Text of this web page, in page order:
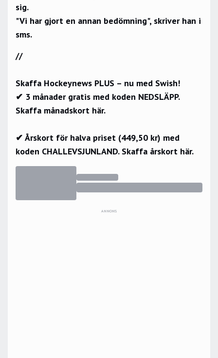
sig.
"Vi har gjort en annan bedömning", skriver han i
sms.
//
Skaffa Hockeynews PLUS – nu med Swish!
✔ 3 månader gratis med koden NEDSLÄPP.
Skaffa månadskort här.
✔ Årskort för halva priset (449,50 kr) med
koden CHALLEVSJUNLAND. Skaffa årskort här.
ANNONS